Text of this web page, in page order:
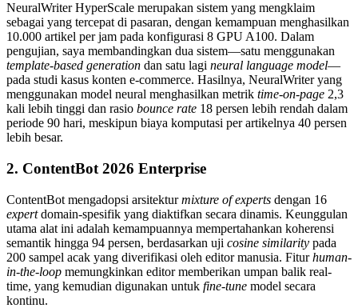
NeuralWriter HyperScale merupakan sistem yang mengklaim
sebagai yang tercepat di pasaran, dengan kemampuan menghasilkan
10.000 artikel per jam pada konfigurasi 8 GPU A100. Dalam
pengujian, saya membandingkan dua sistem—satu menggunakan
template-based generation dan satu lagi neural language model—
pada studi kasus konten e-commerce. Hasilnya, NeuralWriter yang
menggunakan model neural menghasilkan metrik time-on-page 2,3
kali lebih tinggi dan rasio bounce rate 18 persen lebih rendah dalam
periode 90 hari, meskipun biaya komputasi per artikelnya 40 persen
lebih besar.
2. ContentBot 2026 Enterprise
ContentBot mengadopsi arsitekturmixture of experts dengan 16
expertdomain-spesifik yang diaktifkan secara dinamis. Keunggulan
utama alat ini adalah kemampuannya mempertahankan koherensi
semantik hingga 94 persen, berdasarkan uji cosine similarity pada
200 sampel acak yang diverifikasi oleh editor manusia. Fiturhuman-
in-the-loop memungkinkan editor memberikan umpan balik real-
time, yang kemudian digunakan untuk fine-tune model secara
kontinu.